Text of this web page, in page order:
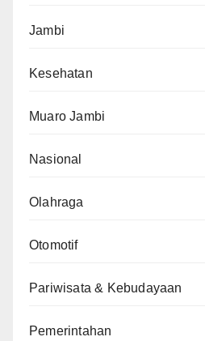
Jambi
Kesehatan
Muaro Jambi
Nasional
Olahraga
Otomotif
Pariwisata & Kebudayaan
Pemerintahan